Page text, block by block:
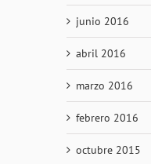
junio 2016
abril 2016
marzo 2016
febrero 2016
octubre 2015